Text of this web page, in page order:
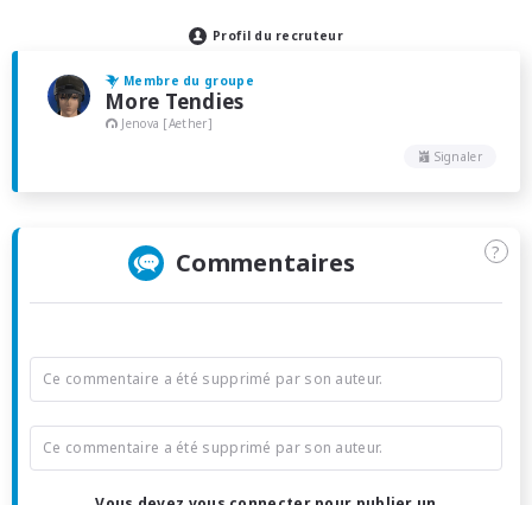
Profil du recruteur
Membre du groupe
More Tendies
Jenova [Aether]
Signaler
Commentaires ?
Ce commentaire a été supprimé par son auteur.
Ce commentaire a été supprimé par son auteur.